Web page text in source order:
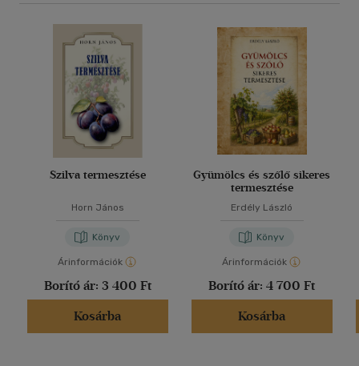
Szilva termesztése
Horn János
Könyv
Árinformációk
Borító ár: 3 400 Ft
Kosárba
Gyümölcs és szőlő sikeres
termesztése
Erdély László
Könyv
Árinformációk
Borító ár: 4 700 Ft
Kosárba